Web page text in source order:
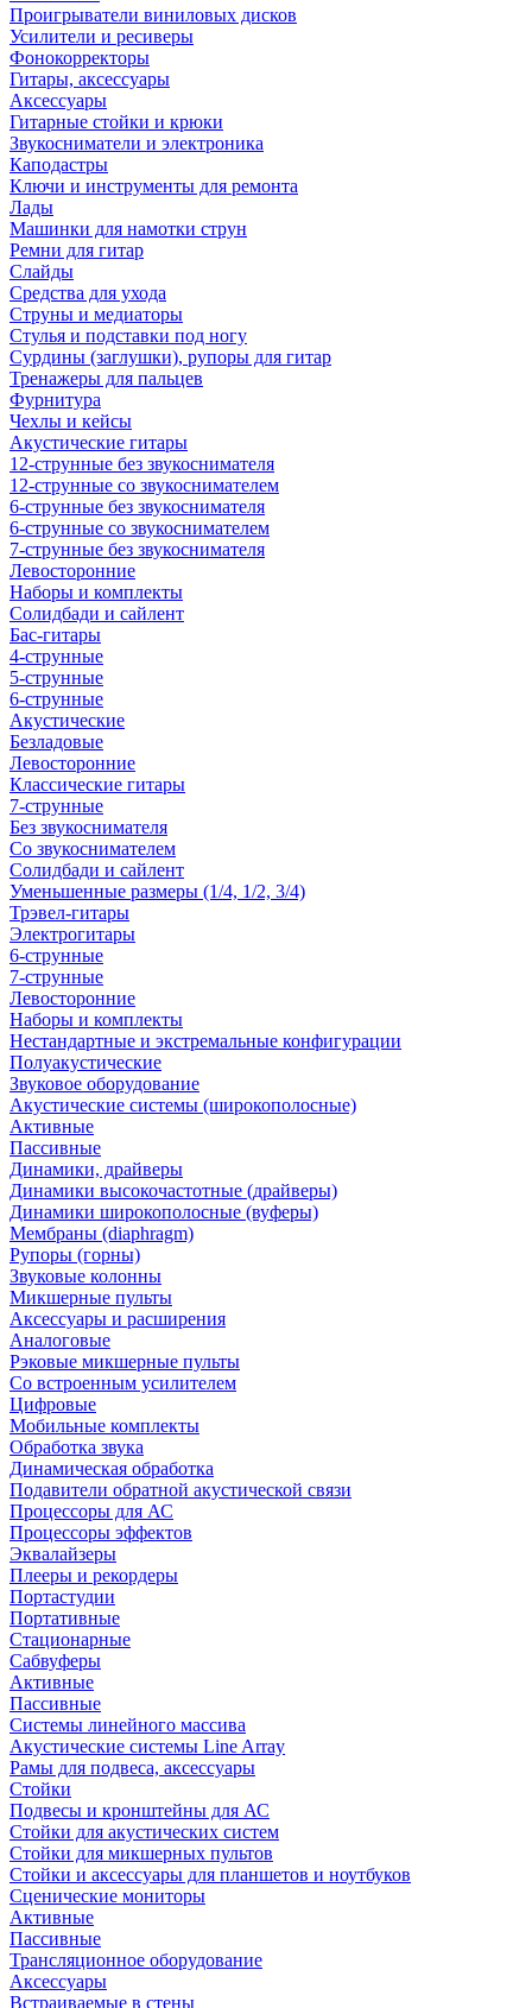
Проигрыватели виниловых дисков
Усилители и ресиверы
Фонокорректоры
Гитары, аксессуары
Аксессуары
Гитарные стойки и крюки
Звукосниматели и электроника
Каподастры
Ключи и инструменты для ремонта
Лады
Машинки для намотки струн
Ремни для гитар
Слайды
Средства для ухода
Струны и медиаторы
Стулья и подставки под ногу
Сурдины (заглушки), рупоры для гитар
Тренажеры для пальцев
Фурнитура
Чехлы и кейсы
Акустические гитары
12-струнные без звукоснимателя
12-струнные со звукоснимателем
6-струнные без звукоснимателя
6-струнные со звукоснимателем
7-струнные без звукоснимателя
Левосторонние
Наборы и комплекты
Солидбади и сайлент
Бас-гитары
4-струнные
5-струнные
6-струнные
Акустические
Безладовые
Левосторонние
Классические гитары
7-струнные
Без звукоснимателя
Со звукоснимателем
Солидбади и сайлент
Уменьшенные размеры (1/4, 1/2, 3/4)
Трэвел-гитары
Электрогитары
6-струнные
7-струнные
Левосторонние
Наборы и комплекты
Нестандартные и экстремальные конфигурации
Полуакустические
Звуковое оборудование
Акустические системы (широкополосные)
Активные
Пассивные
Динамики, драйверы
Динамики высокочастотные (драйверы)
Динамики широкополосные (вуферы)
Мембраны (diaphragm)
Рупоры (горны)
Звуковые колонны
Микшерные пульты
Аксессуары и расширения
Аналоговые
Рэковые микшерные пульты
Со встроенным усилителем
Цифровые
Мобильные комплекты
Обработка звука
Динамическая обработка
Подавители обратной акустической связи
Процессоры для АС
Процессоры эффектов
Эквалайзеры
Плееры и рекордеры
Портастудии
Портативные
Стационарные
Сабвуферы
Активные
Пассивные
Системы линейного массива
Акустические системы Line Array
Рамы для подвеса, аксессуары
Стойки
Подвесы и кронштейны для АС
Стойки для акустических систем
Стойки для микшерных пультов
Стойки и аксессуары для планшетов и ноутбуков
Сценические мониторы
Активные
Пассивные
Трансляционное оборудование
Аксессуары
Встраиваемые в стены